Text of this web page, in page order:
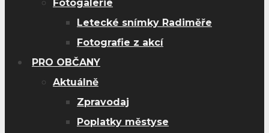
Fotogalerie
Letecké snímky Radiměře
Fotografie z akcí
PRO OBČANY
Aktuálně
Zpravodaj
Poplatky městyse